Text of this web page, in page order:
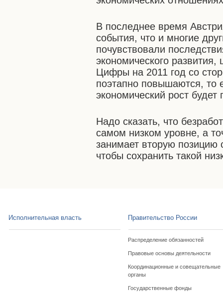
В последнее время
события, что и многие
почувствовали
экономического
Цифры на 2011 год со
поэтапно повышаются, то
экономический рост будет
Надо сказать, что
самом низком уровне, а
занимает вторую позицию
чтобы сохранить такой
Исполнительная власть Правительство России
Распределение обязанностей
Правовые основы деятельности
Координационные и совещательные
органы
Государственные фонды